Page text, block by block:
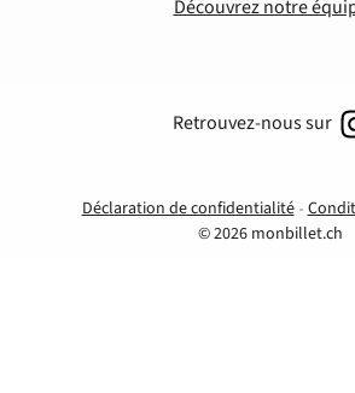
Découvrez notre
Déclaration de confidentialité
© 2026 monbillet.ch
Retrouvez-nous sur